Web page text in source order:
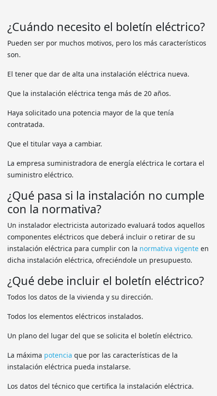
¿Cuándo necesito el boletín eléctrico?
Pueden ser por muchos motivos, pero los más característicos
son.
El tener que dar de alta una instalación eléctrica nueva.
Que la instalación eléctrica tenga más de 20 años.
Haya solicitado una potencia mayor de la que tenía
contratada.
Que el titular vaya a cambiar.
La empresa suministradora de energía eléctrica le cortara el
suministro eléctrico.
¿Qué pasa si la instalación no cumple
con la normativa?
Un instalador electricista autorizado evaluará todos aquellos
componentes eléctricos que deberá incluir o retirar de su
instalación eléctrica para cumplir con la normativa vigente en
dicha instalación eléctrica, ofreciéndole un presupuesto.
¿Qué debe incluir el boletín eléctrico?
Todos los datos de la vivienda y su dirección.
Todos los elementos eléctricos instalados.
Un plano del lugar del que se solicita el boletín eléctrico.
La máxima potencia que por las características de la
instalación eléctrica pueda instalarse.
Los datos del técnico que certifica la instalación eléctrica.